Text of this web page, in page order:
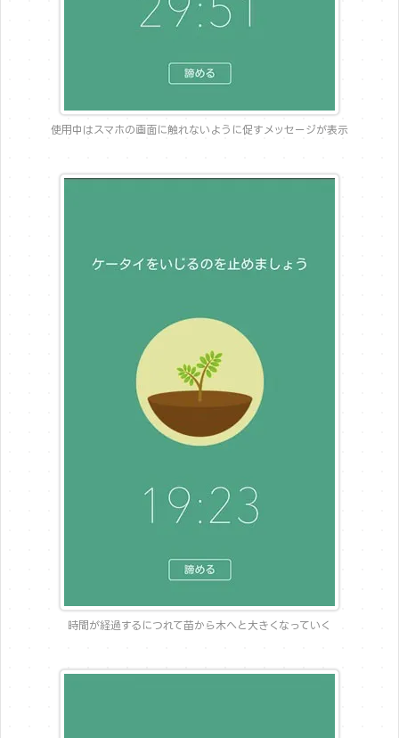
使用中はスマホの画面に触れないように促すメッセージが表示
時間が経過するにつれて苗から木へと大きくなっていく